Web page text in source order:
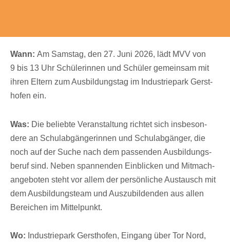
Wann: Am Sams­tag, den 27. Juni 2026, lädt MVV von
9 bis 13 Uhr Schü­le­rin­nen und Schü­ler gemein­sam mit
ihren Eltern zum Ausbil­dungs­tag im Indus­trie­park Gerst­
ho­fen ein.
Was: Die beliebte Veran­stal­tung rich­tet sich insbe­son­
dere an Schul­ab­gän­ge­rin­nen und Schul­ab­gän­ger, die
noch auf der Suche nach dem passen­den Ausbil­dungs­
be­ruf sind. Neben span­nen­den Einbli­cken und Mitma­ch­
an­ge­bo­ten steht vor allem der persön­li­che Austausch mit
dem Ausbil­dungs­team und Auszu­bil­den­den aus allen
Berei­chen im Mittelpunkt.
Wo: Indus­trie­park Gerst­ho­fen, Eingang über Tor Nord,